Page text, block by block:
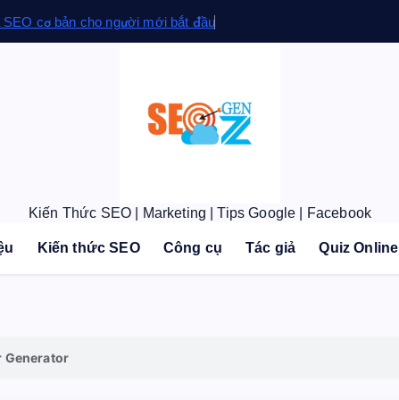
cơ bản cho người mới bắt đầu
Kiến Thức SEO | Marketing | Tips Google | Facebook
Kiến thức SEO Công cụ Tác giả Quiz Online
Generator